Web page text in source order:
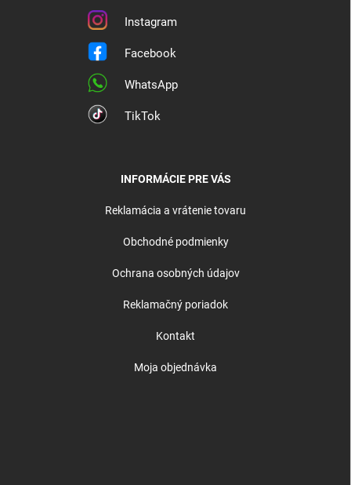
Instagram
Facebook
WhatsApp
TikTok
INFORMÁCIE PRE VÁS
Reklamácia a vrátenie tovaru
Obchodné podmienky
Ochrana osobných údajov
Reklamačný poriadok
Kontakt
Moja objednávka